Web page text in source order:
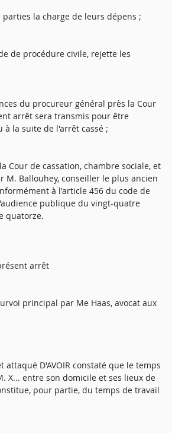
parties la charge de leurs dépens ;
de procédure civile, rejette les
du procureur général près la Cour
arrêt sera transmis pour être
la suite de l'arrêt cassé ;
Cour de cassation, chambre sociale, et
M. Ballouhey, conseiller le plus ancien
à l'article 456 du code de
publique du vingt-quatre
quatorze.
arrêt
principal par Me Haas, avocat aux
attaqué D'AVOIR constaté que le temps
X... entre son domicile et ses lieux de
pour partie, du temps de travail